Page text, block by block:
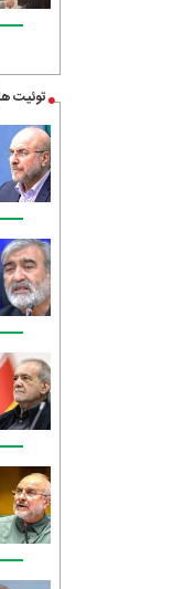
توئیت